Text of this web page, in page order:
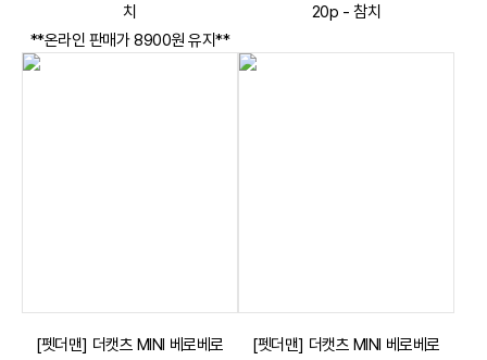
치
**온라인 판매가 8900원 유지**
20p - 참치
[펫더맨] 더캣츠 MINI 베로베로 [펫더맨] 더캣츠 MINI 베로베로